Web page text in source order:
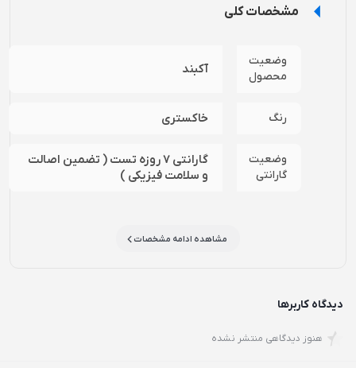
مشخصات کلی
وضعیت
محصول
آکبند
رنگ خاکستری
وضعیت
گارانتی
گارانتی 7 روزه تست ( تضمین اصالت
و سلامت فیزیکی )
مشاهده ادامه مشخصات
دیدگاه کاربرها
هنوز دیدگاهی منتشر نشده